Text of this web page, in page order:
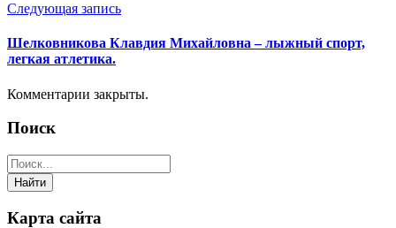
Следующая запись
Шелковникова Клавдия Михайловна – лыжный спорт,
легкая атлетика.
Комментарии закрыты.
Поиск
Карта сайта